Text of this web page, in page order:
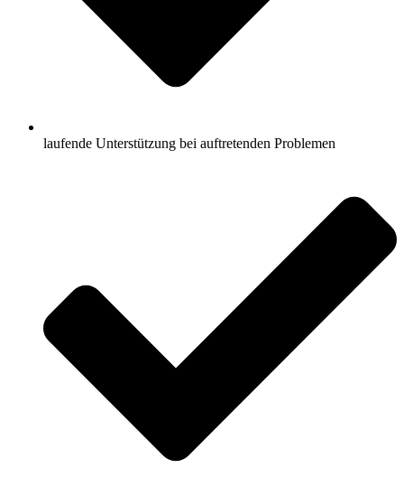
laufende Unterstützung bei auftretenden Problemen